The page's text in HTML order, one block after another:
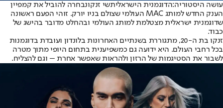
עושה היסטוריה:הדוגמנית הישראליתשי זנקונבחרה להוביל את קמפיין
הענק החדש למותג MAC העולמי שצולם בניו יורק. זוהי הפעם ראשונה
שדוגמנית ישראלית מצטלמת למותג העולמי ובהחלט מדובר בהישג של
כבוד.
זנקו בת ה-20, מתגוררת בשנתיים האחרונות בלונדון ועובדת בדוגמנות
בכל רחבי העולם. היא ידועה גם כמשפיענית בתחום היופי מתוך מטרה
לשבור את הסטיגמות של הרזון ולהראות שאפשר אחרת – וגם להצליח.